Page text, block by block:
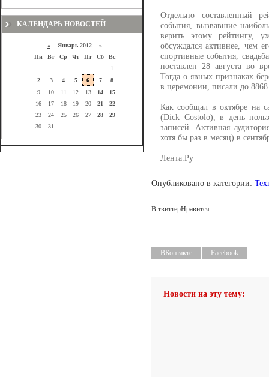
КАЛЕНДАРЬ НОВОСТЕЙ
« Январь 2012 »
Пн
Вт Ср Чт Пт Сб
Вс
1
2
3 4 5 6 7
8
9
10 11 12 13 14
15
16
17 18 19 20 21
22
23
24 25 26 27 28
29
30
31
Отдельно составленный
события, вызвавшие
верить этому рейтингу,
обсуждался активнее, чем
спортивные события,
поставлен 28 августа во
Тогда о явных признаках
в церемонии, писали до
Как сообщал в октябре на
(Dick Costolo), в день
записей. Активная
хотя бы раз в месяц) в
Лента.Ру
Опубликовано в категории:
В твиттерНравится
ВКонтакте Facebook
Новости на эту тему: